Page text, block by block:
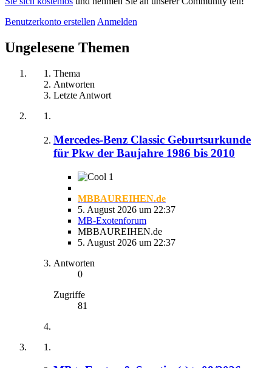
Benutzerkonto erstellen Anmelden
Ungelesene Themen
Thema
Antworten
Letzte Antwort
Mercedes-Benz Classic Geburtsurkunde
für Pkw der Baujahre 1986 bis 2010
1
MBBAUREIHEN.de
5. August 2026 um 22:37
MB-Exotenforum
MBBAUREIHEN.de
5. August 2026 um 22:37
Antworten
0
Zugriffe
81